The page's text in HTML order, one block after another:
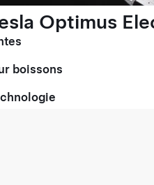
Optimus
boissons